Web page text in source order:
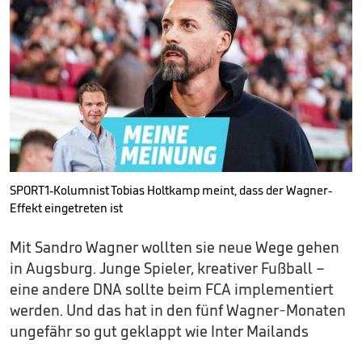
SPORT1-Kolumnist Tobias Holtkamp meint, dass der Wagner-
Effekt eingetreten ist
Mit Sandro Wagner wollten sie neue Wege gehen
in Augsburg. Junge Spieler, kreativer Fußball –
eine andere DNA sollte beim FCA implementiert
werden. Und das hat in den fünf Wagner-Monaten
ungefähr so gut geklappt wie Inter Mailands